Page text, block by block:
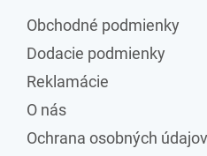
Obchodné podmienky
Dodacie podmienky
Reklamácie
O nás
Ochrana osobných údajov